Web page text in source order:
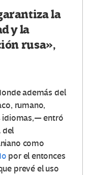
la
y la
rusa»,
además del
rumano,
idiomas,— entró
del
como
por el entonces
prevé el uso